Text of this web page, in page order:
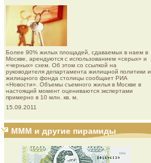
Более 90% жилых площадей, сдаваемых в наем в
Москве, арендуются с использованием «серых» и
«черных» схем. Об этом со ссылкой на
руководителя департамента жилищной политики и
жилищного фонда столицы сообщает РИА
«Новости». Объемы съемного жилья в Москве в
настоящий момент оцениваются экспертами
примерно в 10 млн. кв. м.
15.09.2011
МММ и другие пирамиды